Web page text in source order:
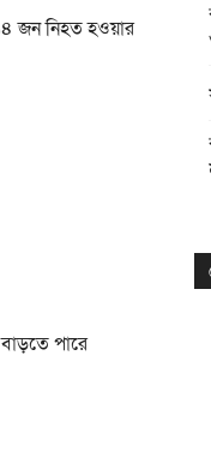
জন নিহত হওয়ার
পারে